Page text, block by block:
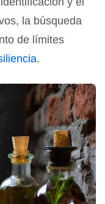
la búsqueda
de límites
.